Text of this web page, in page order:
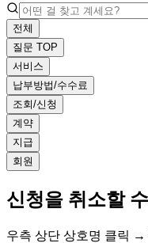
전체
질문 TOP
서비스
납부방법/수수료
조회/신청
계약
지급
회원
신청을 취소할
우측 상단 상호명 클릭 →